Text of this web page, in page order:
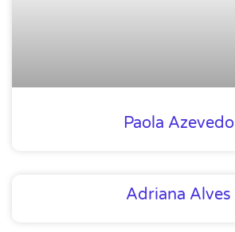
Paola Azevedo
Adriana Alves